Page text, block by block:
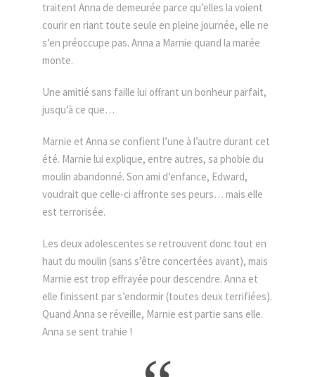
traitent Anna de demeurée parce qu’elles la voient
courir en riant toute seule en pleine journée, elle ne
s’en préoccupe pas. Anna a Marnie quand la marée
monte.
Une amitié sans faille lui offrant un bonheur parfait,
jusqu’à ce que…
Marnie et Anna se confient l’une à l’autre durant cet
été. Marnie lui explique, entre autres, sa phobie du
moulin abandonné. Son ami d’enfance, Edward,
voudrait que celle-ci affronte ses peurs… mais elle
est terrorisée.
Les deux adolescentes se retrouvent donc tout en
haut du moulin (sans s’être concertées avant), mais
Marnie est trop effrayée pour descendre. Anna et
elle finissent par s’endormir (toutes deux terrifiées).
Quand Anna se réveille, Marnie est partie sans elle.
Anna se sent trahie !